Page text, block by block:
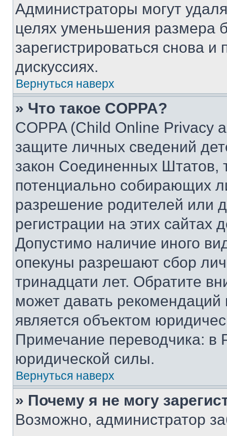
Администраторы могут
целях уменьшения размера
зарегистрироваться снова и
дискуссиях.
Вернуться наверх
» Что такое COPPA?
COPPA (Child Online Privacy
защите личных сведений
закон Соединенных Штатов,
потенциально собирающих
разрешение родителей или
регистрации на этих сайтах
Допустимо наличие иного
опекуны разрешают сбор
тринадцати лет. Обратите
может давать
является объектом
Примечание переводчика: в
юридической силы.
Вернуться наверх
» Почему я не могу
Возможно, администратор